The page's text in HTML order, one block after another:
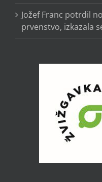
Jožef Franc potrdil
prvenstvo, izkazala